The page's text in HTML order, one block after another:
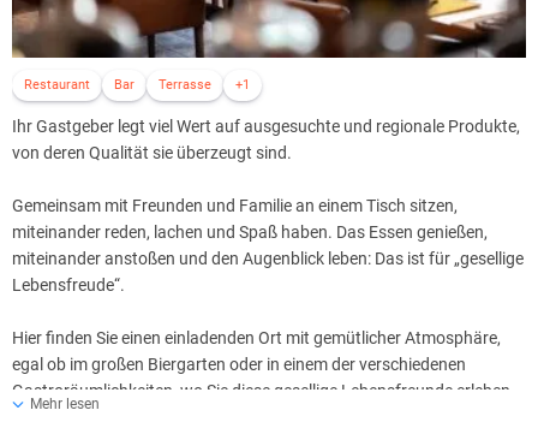
Restaurant Bar Terrasse +1
Ihr Gastgeber legt viel Wert auf ausgesuchte und regionale Produkte,
von deren Qualität sie überzeugt sind.
Gemeinsam mit Freunden und Familie an einem Tisch sitzen,
miteinander reden, lachen und Spaß haben. Das Essen genießen,
miteinander anstoßen und den Augenblick leben: Das ist für „gesellige
Lebensfreude“.
Hier finden Sie einen einladenden Ort mit gemütlicher Atmosphäre,
egal ob im großen Biergarten oder in einem der verschiedenen
Gastroräumlichkeiten, wo Sie diese gesellige Lebensfreunde erleben
Mehr lesen